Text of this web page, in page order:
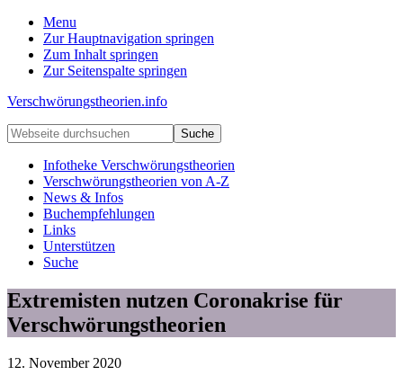
Menu
Zur Hauptnavigation springen
Zum Inhalt springen
Zur Seitenspalte springen
Verschwörungstheorien.info
Beiträge
zu
Merkmalen,
Funktionen
Risiken
konspirationistischen
Denkens
Webseite
durchsuchen
Infotheke Verschwörungstheorien
Verschwörungstheorien von A-Z
News & Infos
Buchempfehlungen
Links
Unterstützen
Suche
Extremisten nutzen Coronakrise für
Verschwörungstheorien
12. November 2020